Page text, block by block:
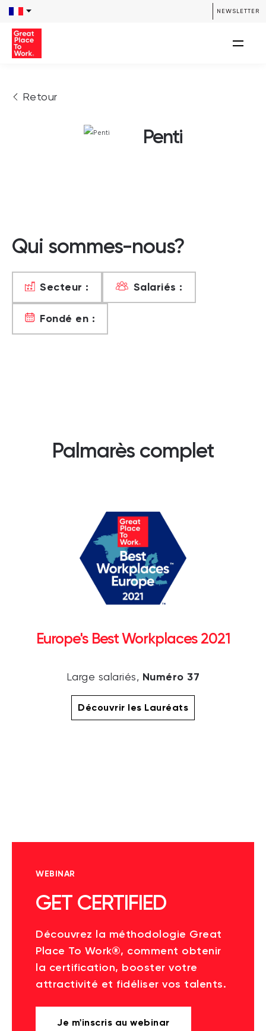
NEWSLETTER
Retour
Penti
Qui sommes-nous?
Secteur : Salariés :
Fondé en :
Palmarès complet
Europe's Best Workplaces 2021
Large salariés, Numéro 37
Découvrir les Lauréats
WEBINAR
GET CERTIFIED
Découvrez la méthodologie Great
Place To Work®, comment obtenir
la certification, booster votre
attractivité et fidéliser vos talents.
Je m'inscris au webinar